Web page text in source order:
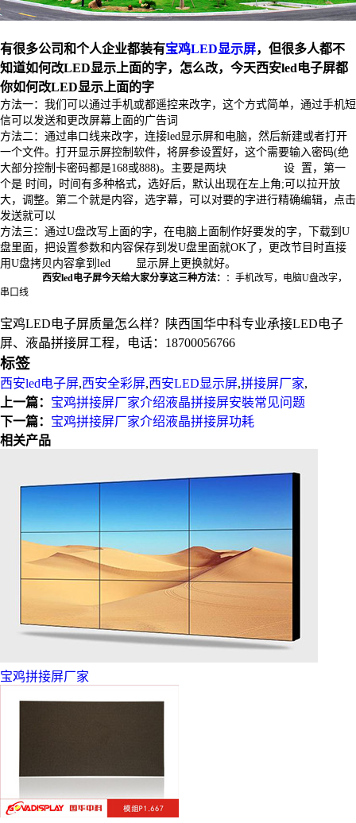
有很多公司和个人企业都装有宝鸡LED显示屏，但很多人都不
知道如何改LED显示上面的字，怎么改，今天西安led电子屏都
你如何改LED显示上面的字
方法一：我们可以通过手机或都遥控来改字，这个方式简单，通过手机短
信可以发送和更改屏幕上面的广告词
方法二：通过串口线来改字，连接led显示屏和电脑，然后新建或者打开
一个文件。打开显示屏控制软件，将屏参设置好，这个需要输入密码(绝
大部分控制卡密码都是168或888)。主要是两块 设 置，第一
个是 时间，时间有多种格式，选好后，默认出现在左上角;可以拉开放
大，调整。第二个就是内容，选字幕，可以对要的字进行精确编辑，点击
发送就可以
方法三：通过U盘改写上面的字，在电脑上面制作好要发的字，下载到U
盘里面，把设置参数和内容保存到发U盘里面就OK了，更改节目时直接
用U盘拷贝内容拿到led 显示屏上更换就好。
西安led电子屏今天给大家分享这三种方法：
：手机改写，电脑U盘改字，
串口线
宝鸡LED电子屏质量怎么样？陕西国华中科专业承接LED电子
屏、液晶拼接屏工程，电话：18700056766
标签
西安led电子屏,西安全彩屏,西安LED显示屏,拼接屏厂家,
上一篇： 宝鸡拼接屏厂家介绍液晶拼接屏安裝常见问题
下一篇： 宝鸡拼接屏厂家介绍液晶拼接屏功耗
相关产品
宝鸡拼接屏厂家